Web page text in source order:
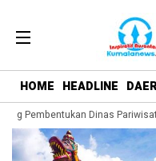
HOME HEADLINE
Pembentukan Dinas